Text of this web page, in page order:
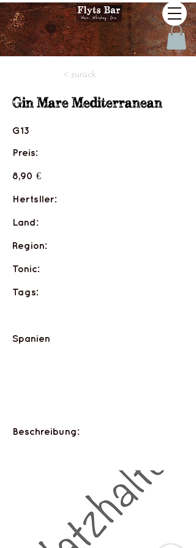
< zurück
Gin Mare Mediterranean
G13
Preis:
8,90 €
Hertsller:
Land:
Region:
Tonic:
Tags:
Spanien
Beschreibung: